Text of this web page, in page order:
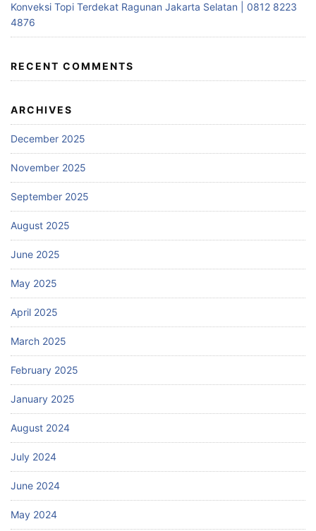
Konveksi Topi Terdekat Ragunan Jakarta Selatan | 0812 8223
4876
RECENT COMMENTS
ARCHIVES
December 2025
November 2025
September 2025
August 2025
June 2025
May 2025
April 2025
March 2025
February 2025
January 2025
August 2024
July 2024
June 2024
May 2024